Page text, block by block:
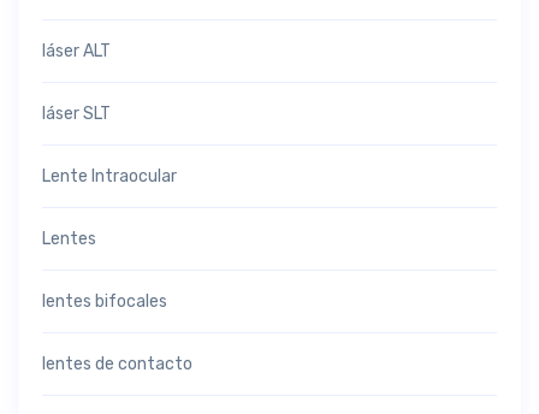
láser ALT
láser SLT
Lente Intraocular
Lentes
lentes bifocales
lentes de contacto